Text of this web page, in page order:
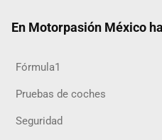
En Motorpasión México
Fórmula1
Pruebas de coches
Seguridad